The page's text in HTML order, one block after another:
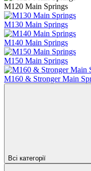
M120 Main Springs
M130 Main Springs
M140 Main Springs
M150 Main Springs
M160 & Stronger Main
Всі категорії